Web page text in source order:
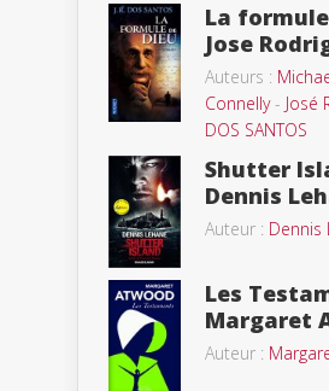
La
Jose
Auteurs :
Connelly- José
DOS SANTOS
Shutter
Dennis
Auteur : Dennis
Les
Margaret
Auteur :